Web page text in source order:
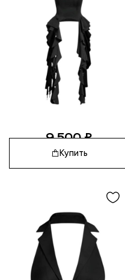
9 500₽
Купить